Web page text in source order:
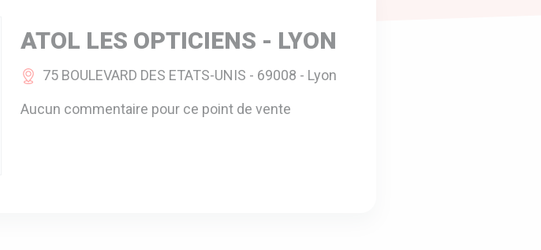
ATOL LES OPTICIENS - LYON
75 BOULEVARD DES ETATS-UNIS - 69008 - Lyon
Aucun commentaire pour ce point de vente